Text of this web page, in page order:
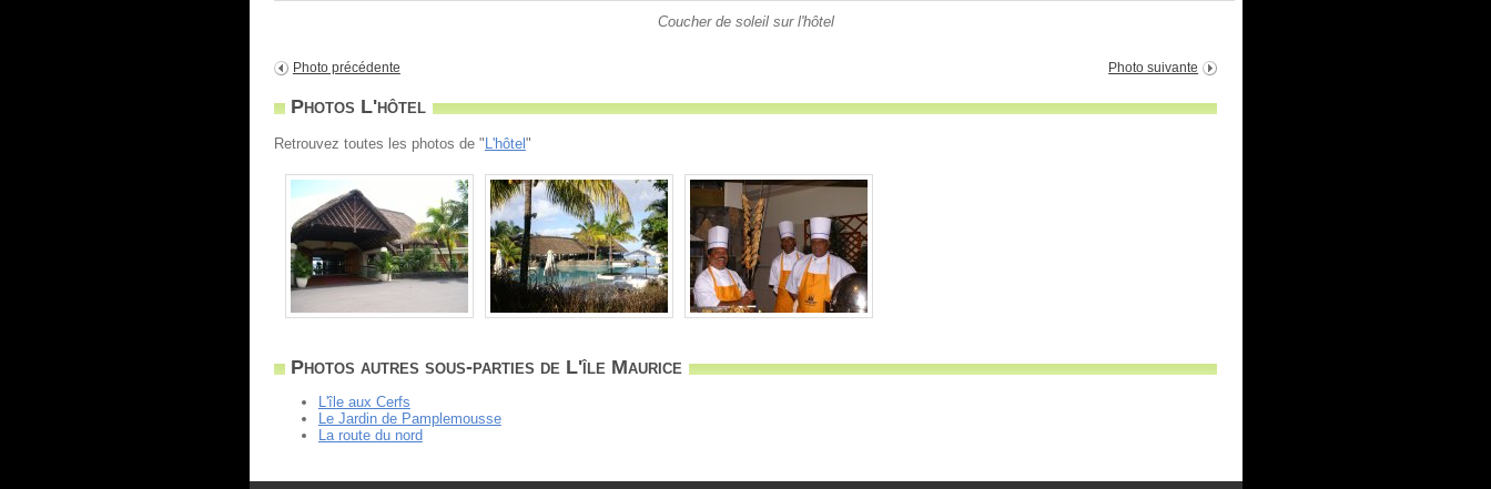
Coucher de soleil sur l'hôtel
Photo précédente Photo suivante
Photos L'hôtel
Retrouvez toutes les photos de "L'hôtel"
Photos autres sous-parties de L'île Maurice
L'île aux Cerfs
Le Jardin de Pamplemousse
La route du nord